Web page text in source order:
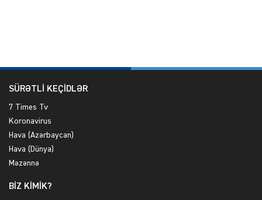
SÜRƏTLİ KEÇİDLƏR
7 Times Tv
Koronavirus
Hava (Azərbaycan)
Hava (Dünya)
Məzənnə
BİZ KİMİK?